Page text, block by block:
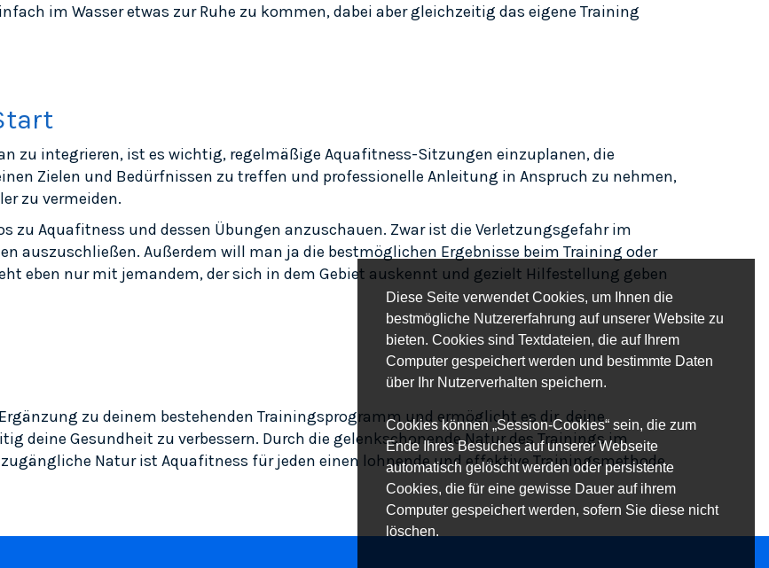
Diese Seite verwendet Cookies, um Ihnen die
bestmögliche Nutzererfahrung auf unserer Website zu
bieten. Cookies sind Textdateien, die auf Ihrem
Computer gespeichert werden und bestimmte Daten
über Ihr Nutzerverhalten speichern.
Cookies können „Session-Cookies“ sein, die zum
Ende Ihres Besuches auf unserer Webseite
automatisch gelöscht werden oder persistente
Cookies, die für eine gewisse Dauer auf ihrem
Computer gespeichert werden, sofern Sie diese nicht
löschen.
im Wasser etwas zur Ruhe zu kommen, dabei aber gleichzeitig das eigene Training
zu integrieren, ist es wichtig, regelmäßige Aquafitness-Sitzungen einzuplanen, die
Zielen und Bedürfnissen zu treffen und professionelle Anleitung in Anspruch zu nehmen,
zu vermeiden.
zu Aquafitness und dessen Übungen anzuschauen. Zwar ist die Verletzungsgefahr im
auszuschließen. Außerdem will man ja die bestmöglichen Ergebnisse beim Training oder
eben nur mit jemandem, der sich in dem Gebiet auskennt und gezielt Hilfestellung geben
zu deinem bestehenden Trainingsprogramm und ermöglicht es dir, deine
deine Gesundheit zu verbessern. Durch die gelenkschonende Natur des Trainings im
Natur ist Aquafitness für jeden einen lohnende und effektive Trainingsmethode.